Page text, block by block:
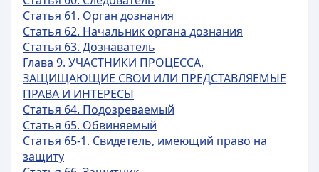
Статья 61. Орган дознания
Статья 62. Начальник органа дознания
Статья 63. Дознаватель
Глава 9. УЧАСТНИКИ ПРОЦЕССА,
ЗАЩИЩАЮЩИЕ СВОИ ИЛИ ПРЕДСТАВЛЯЕМЫЕ
ПРАВА И ИНТЕРЕСЫ
Статья 64. Подозреваемый
Статья 65. Обвиняемый
Статья 65-1. Свидетель, имеющий право на
защиту